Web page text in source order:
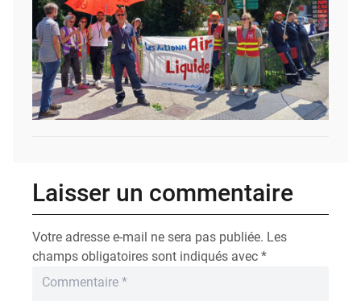
Laisser un commentaire
Votre adresse e-mail ne sera pas publiée. Les
champs obligatoires sont indiqués avec *